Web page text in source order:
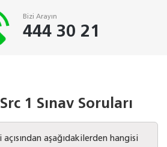
Bizi Arayın
444 30 21
1 Sınav Soruları
aşağıdakilerden hangisi